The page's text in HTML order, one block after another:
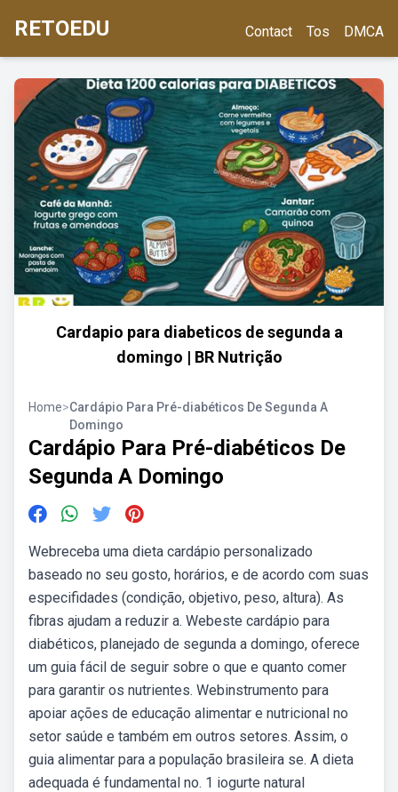
RETOEDU Contact Tos DMCA
Cardapio para diabeticos de segunda a
domingo | BR Nutrição
Home>Cardápio Para Pré-diabéticos De Segunda A
Domingo
Cardápio Para Pré-diabéticos De
Segunda A Domingo
Webreceba uma dieta cardápio personalizado
baseado no seu gosto, horários, e de acordo com suas
especifidades (condição, objetivo, peso, altura). As
fibras ajudam a reduzir a. Webeste cardápio para
diabéticos, planejado de segunda a domingo, oferece
um guia fácil de seguir sobre o que e quanto comer
para garantir os nutrientes. Webinstrumento para
apoiar ações de educação alimentar e nutricional no
setor saúde e também em outros setores. Assim, o
guia alimentar para a população brasileira se. A dieta
adequada é fundamental no. 1 iogurte natural